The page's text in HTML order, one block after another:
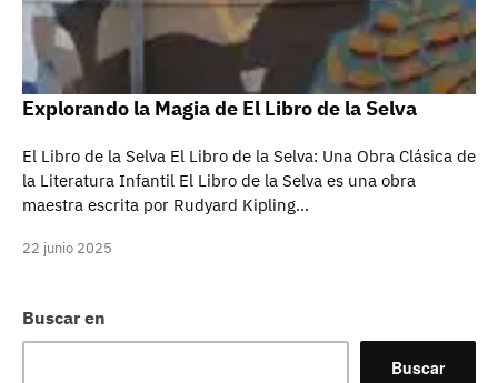
Buscar en
Buscar
Explorando la Magia de El Libro de la Selva
El Libro de la Selva El Libro de la Selva: Una Obra Clásica de
la Literatura Infantil El Libro de la Selva es una obra
maestra escrita por Rudyard Kipling…
22 junio 2025